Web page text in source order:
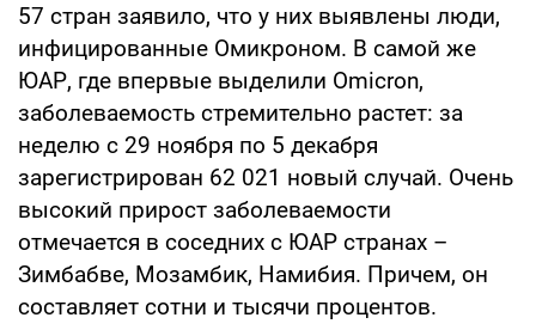
57 стран заявило, что у них выявлены люди,
инфицированные Омикроном. В самой же
ЮАР, где впервые выделили Omicron,
заболеваемость стремительно растет: за
неделю с 29 ноября по 5 декабря
зарегистрирован 62 021 новый случай. Очень
высокий прирост заболеваемости
отмечается в соседних с ЮАР странах –
Зимбабве, Мозамбик, Намибия. Причем, он
составляет сотни и тысячи процентов.